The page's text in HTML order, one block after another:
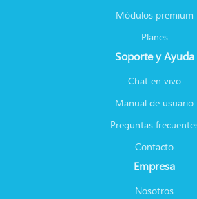
Módulos premium
Planes
Soporte y Ayuda
Chat en vivo
Manual de usuario
Preguntas
Contacto
Empresa
Nosotros